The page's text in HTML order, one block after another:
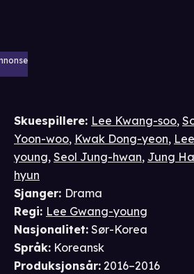
Skuespillere: Lee Kwang-soo,
Yoon-woo, Kwak Dong-yeon,
young, Seol Jung-hwan, Jung
hyun
Sjanger: Drama
Regi: Lee Gwang-young
Nasjonalitet: Sør-Korea
Språk: Koreansk
Produksjonsår: 2016–2016